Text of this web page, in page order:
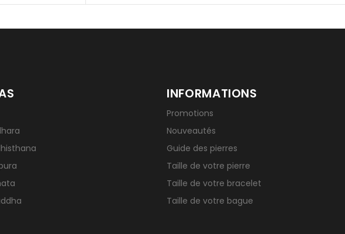
INFORMATIONS
Promotions
Nouveautés
Guide des pierres
Taille de votre pierre
Taille de votre bracelet
Taille de votre bague